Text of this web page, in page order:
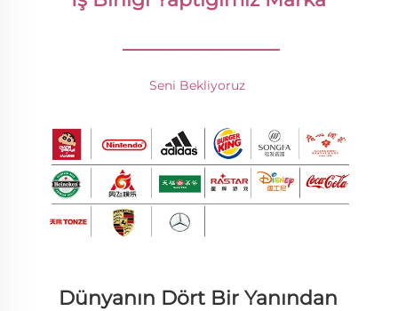
________________
Seni Bekliyoruz
Dünyanın Dört Bir Yanından